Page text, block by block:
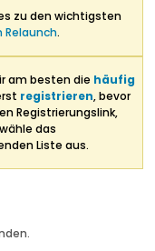
zu den wichtigsten
Relaunch.
am besten die häufig
registrieren, bevor
Registrierungslink,
das
Liste aus.